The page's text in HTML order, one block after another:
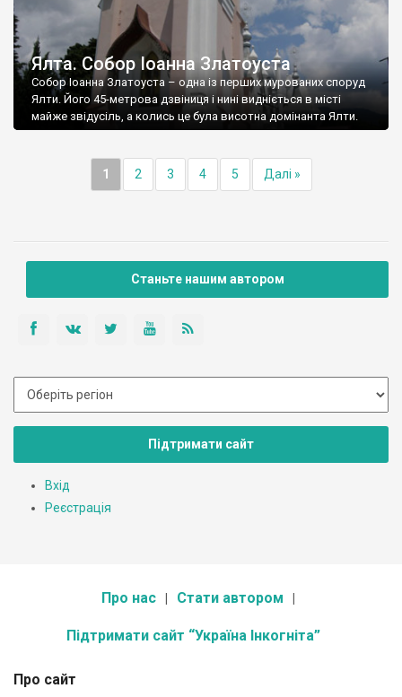
Ялта. Собор Іоанна Златоуста
Собор Іоанна Златоуста – одна із перших мурованих споруд
Ялти. Його 45-метрова дзвіниця і нині видніється в місті
майже звідусіль, а колись це була висотна домінанта Ялти.
1 2 3 4 5 Далі »
Станьте нашим автором
Підтримати сайт
Вхід
Реєстрація
Про нас Стати автором
Підтримати сайт “Україна Інкогніта”
Про сайт